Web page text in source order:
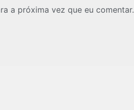
a próxima vez que eu comentar.